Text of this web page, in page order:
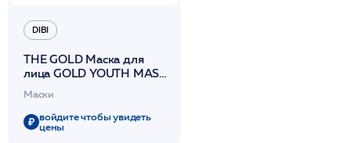
DIBI
THE GOLD Маска для
лица GOLD YOUTH MASK
50 мл. /DIBI
Маски
войдите чтобы увидеть
цены